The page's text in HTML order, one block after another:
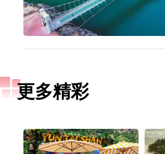
更多精彩